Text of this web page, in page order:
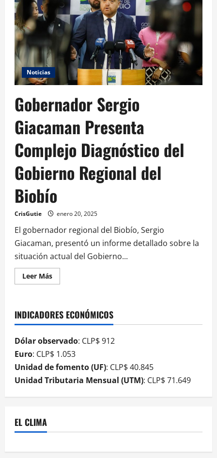
Noticias
Gobernador Sergio
Giacaman Presenta
Complejo Diagnóstico del
Gobierno Regional del
Biobío
CrisGutie enero 20, 2025
El gobernador regional del Biobío, Sergio
Giacaman, presentó un informe detallado sobre la
situación actual del Gobierno...
Leer Más
INDICADORES ECONÓMICOS
Dólar observado: CLP$ 912
Euro: CLP$ 1.053
Unidad de fomento (UF): CLP$ 40.845
Unidad Tributaria Mensual (UTM): CLP$ 71.649
EL CLIMA